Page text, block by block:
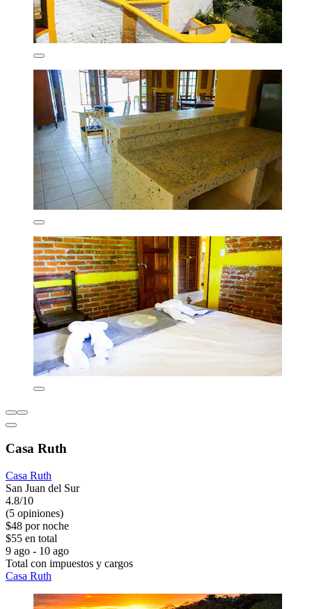
Casa Ruth
Casa Ruth
San Juan del Sur
4.8/10
(5 opiniones)
$48 por noche
$55 en total
9 ago - 10 ago
Total con impuestos y cargos
Casa Ruth